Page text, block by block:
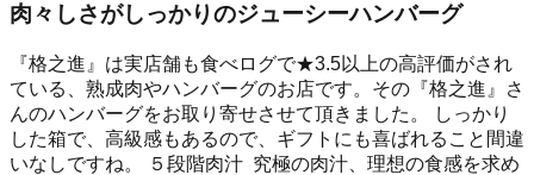
肉々しさがしっかりのジューシーハンバーグ
『格之進』は実店舗も食べログで★3.5以上の高評価がされ
ている、熟成肉やハンバーグのお店です。その『格之進』さ
んのハンバーグをお取り寄せさせて頂きました。 しっかり
した箱で、高級感もあるので、ギフトにも喜ばれること間違
いなしですね。 ５段階肉汁 究極の肉汁、理想の食感を求め